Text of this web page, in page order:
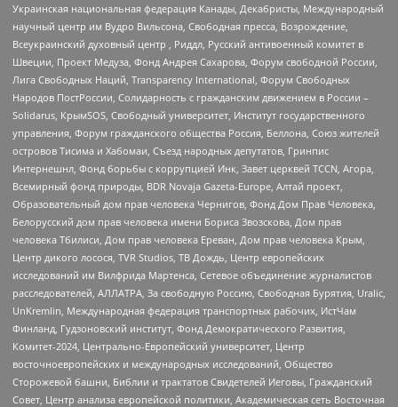
Украинская национальная федерация Канады, Декабристы, Международный
научный центр им Вудро Вильсона, Свободная пресса, Возрождение,
Всеукраинский духовный центр , Риддл, Русский антивоенный комитет в
Швеции, Проект Медуза, Фонд Андрея Сахарова, Форум свободной России,
Лига Свободных Наций, Transparеncy International, Форум Свободных
Народов ПостРоссии, Солидарность с гражданским движением в России –
Solidarus, КрымSOS, Свободный университет, Институт государственного
управления, Форум гражданского общества Россия, Беллона, Союз жителей
островов Тисима и Хабомаи, Съезд народных депутатов, Гринпис
Интернешнл, Фонд борьбы с коррупцией Инк, Завет церквей TCCN, Агора,
Всемирный фонд природы, BDR Novaja Gazeta-Europe, Алтай проект,
Образовательный дом прав человека Чернигов, Фонд Дом Прав Человека,
Белорусский дом прав человека имени Бориса Звозскова, Дом прав
человека Тбилиси, Дом прав человека Ереван, Дом прав человека Крым,
Центр дикого лосося, TVR Studios, ТВ Дождь, Центр европейских
исследований им Вилфрида Мартенса, Сетевое объединение журналистов
расследователей, АЛЛАТРА, За свободную Россию, Свободная Бурятия, Uralic,
UnKremlin, Международная федерация транспортных рабочих, ИстЧам
Финланд, Гудзоновский институт, Фонд Демократического Развития,
Комитет-2024, Центрально-Европейский университет, Центр
восточноевропейских и международных исследований, Общество
Сторожевой башни, Библии и трактатов Свидетелей Иеговы, Гражданский
Совет, Центр анализа европейской политики, Академическая сеть Восточная